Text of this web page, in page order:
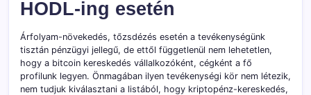
HODL-ing esetén
Árfolyam-növekedés, tőzsdézés esetén a tevékenységünk
tisztán pénzügyi jellegű, de ettől függetlenül nem lehetetlen,
hogy a bitcoin kereskedés vállalkozóként, cégként a fő
profilunk legyen. Önmagában ilyen tevékenységi kör nem létezik,
nem tudjuk kiválasztani a listából, hogy kriptopénz-kereskedés,